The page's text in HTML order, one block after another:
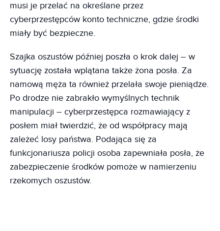
musi je przelać na określane przez
cyberprzestępców konto techniczne, gdzie środki
miały być bezpieczne.
Szajka oszustów później poszła o krok dalej – w
sytuację została wplątana także żona posła. Za
namową męża ta również przelała swoje pieniądze.
Po drodze nie zabrakło wymyślnych technik
manipulacji – cyberprzestępca rozmawiający z
posłem miał twierdzić, że od współpracy mają
zależeć losy państwa. Podająca się za
funkcjonariusza policji osoba zapewniała posła, że
zabezpieczenie środków pomoże w namierzeniu
rzekomych oszustów.